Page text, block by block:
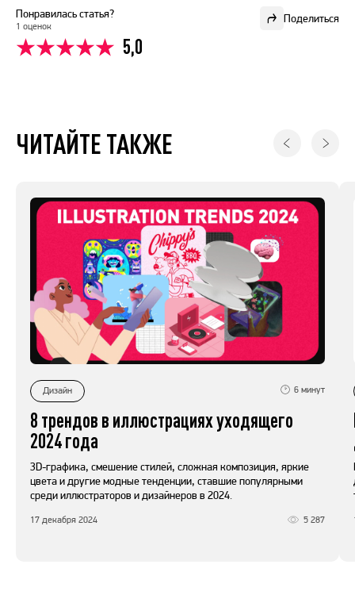
Поделиться
Понравилась статья?
1 оценок
5,0
ЧИТАЙТЕ ТАКЖЕ
Дизайн 6 минут
8 трендов в иллюстрациях уходящего
2024 года
3D-графика, смешение стилей, сложная композиция, яркие
цвета и другие модные тенденции, ставшие популярными
среди иллюстраторов и дизайнеров в 2024.
17 декабря 2024 5 287